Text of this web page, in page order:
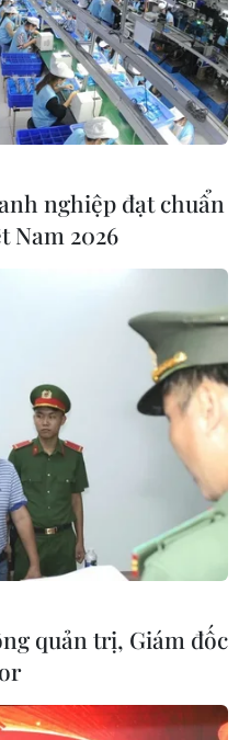
hoàn toàn tại Hàn
chiếm 71,3%. Hiện
tình trạng nguy kịch.
tượng về kết quả
Việt Nam
hòa Dominicana, đảng
minh cầm quyền, bày tỏ
đã có sự chuẩn bị từ
COVID-19.
nghiệp đạt chuẩn
Nam 2026
quản trị, Giám đốc